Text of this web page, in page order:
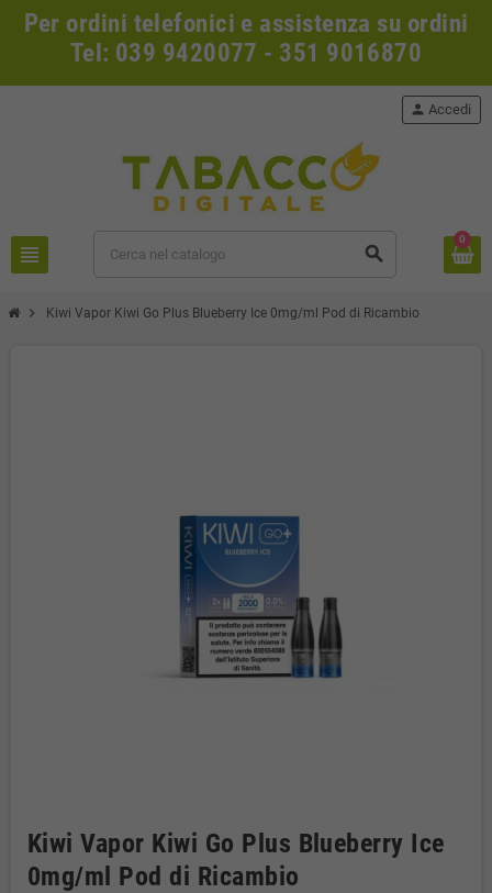
Per ordini telefonici e assistenza su ordini
Tel: 039 9420077 - 351 9016870
view_headline search
person Accedi
0
chevron_right Kiwi Vapor Kiwi Go Plus Blueberry Ice 0mg/ml Pod di Ricambio
Kiwi Vapor Kiwi Go Plus Blueberry Ice
0mg/ml Pod di Ricambio